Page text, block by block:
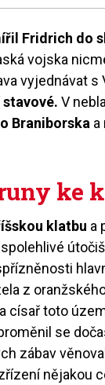
Fridrich do
vojska
vyjednávat
V
Braniborska a
ke
klatbu a
z
a císař toto
se
zábav
nějakou